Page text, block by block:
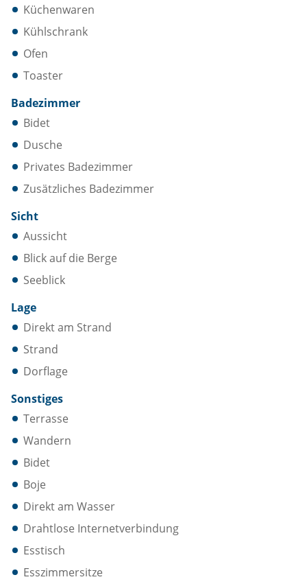
Küchenwaren
Kühlschrank
Ofen
Toaster
Badezimmer
Bidet
Dusche
Privates Badezimmer
Zusätzliches Badezimmer
Sicht
Aussicht
Blick auf die Berge
Seeblick
Lage
Direkt am Strand
Strand
Dorflage
Sonstiges
Terrasse
Wandern
Bidet
Boje
Direkt am Wasser
Drahtlose Internetverbindung
Esstisch
Esszimmersitze